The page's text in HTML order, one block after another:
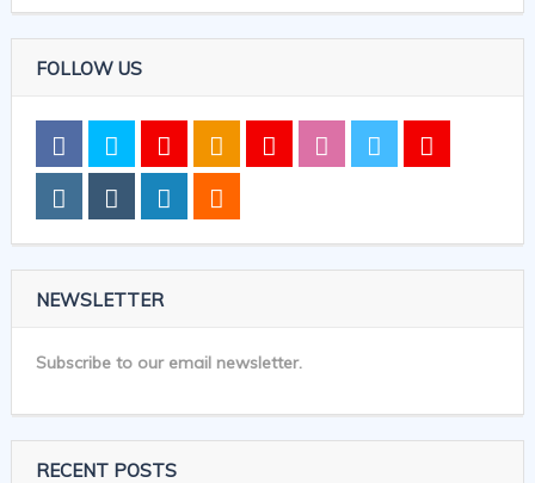
FOLLOW US
NEWSLETTER
Subscribe to our email newsletter.
RECENT POSTS